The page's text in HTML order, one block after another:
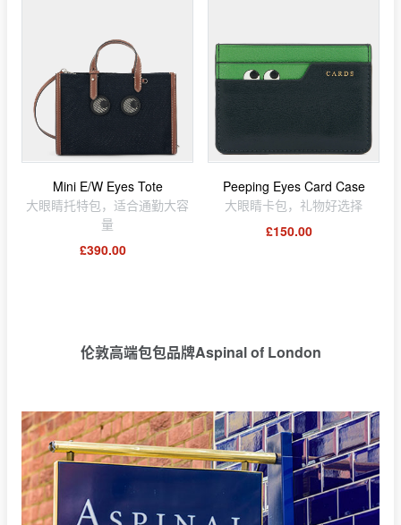
Mini E/W Eyes Tote
大眼睛托特包，适合通勤大容
量
£390.00
Peeping Eyes Card Case
大眼睛卡包，礼物好选择
£150.00
伦敦高端包包品牌Aspinal of London